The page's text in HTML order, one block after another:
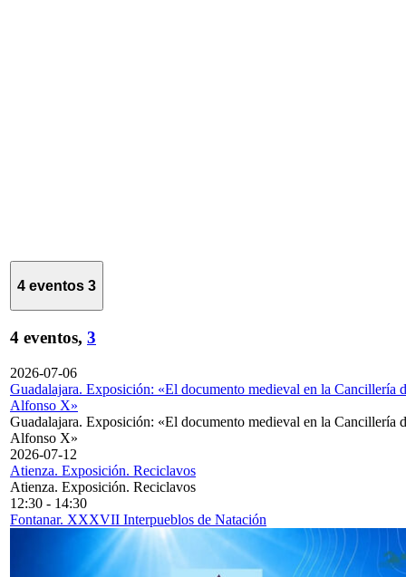
4 eventos 3
4 eventos, 3
2026-07-06
Guadalajara. Exposición: «El documento medieval en la Cancillería
Alfonso X»
Guadalajara. Exposición: «El documento medieval en la Cancillería
Alfonso X»
2026-07-12
Atienza. Exposición. Reciclavos
Atienza. Exposición. Reciclavos
12:30 - 14:30
Fontanar. XXXVII Interpueblos de Natación